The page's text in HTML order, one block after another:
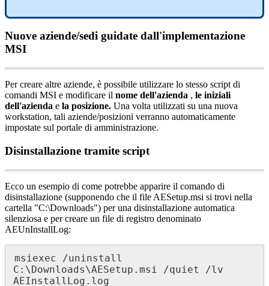
Nuove aziende/sedi guidate dall'implementazione
MSI
Per creare altre aziende, è possibile utilizzare lo stesso script di
comandi MSI e modificare il nome dell'azienda , le iniziali
dell'azienda e la posizione. Una volta utilizzati su una nuova
workstation, tali aziende/posizioni verranno automaticamente
impostate sul portale di amministrazione.
Disinstallazione tramite script
Ecco un esempio di come potrebbe apparire il comando di
disinstallazione (supponendo che il file AESetup.msi si trovi nella
cartella "C:\Downloads") per una disinstallazione automatica
silenziosa e per creare un file di registro denominato
AEUnInstallLog:
msiexec /uninstall
C : \ Downloads\AESetup . msi /quiet /lv
AEInstallLog . log